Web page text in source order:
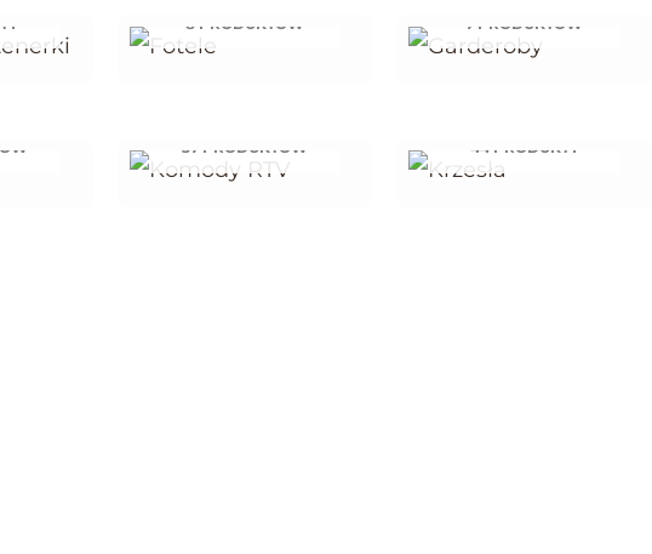
8 PRODUKTÓW 7 PRODUKTÓW
37 PRODUKTÓW 44 PRODUKTY